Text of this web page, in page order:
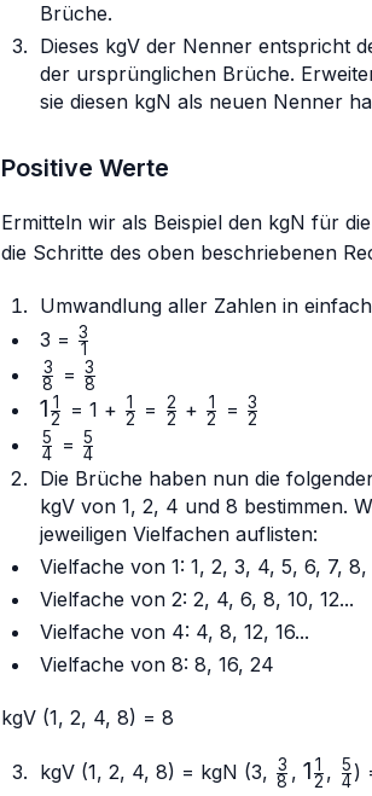
Brüche.
Dieses kgV der Nenner entspricht
der ursprünglichen Brüche.
sie diesen kgN als neuen Nenner
Positive Werte
Ermitteln wir als Beispiel den kgN für
die Schritte des oben beschriebenen
Umwandlung aller Zahlen in
3 = \frac{3}
{1}
1
3
\frac{3}
{8}
8
3 = \frac{3}
{8}
8
3
1
\frac{1}
{2}
1 2
1 = 1 + \frac{1}
2
1 = \frac{2}
2
2 + \frac{1}
2
1 = \frac{3}
2
3
\frac{5}
{4}
4
5 = \frac{5}
{4}
4
5
Die Brüche haben nun die
kgV von 1, 2, 4 und 8 bestimmen.
jeweiligen Vielfachen auflisten:
Vielfache von 1: 1, 2, 3, 4, 5, 6, 7, 8,
Vielfache von 2: 2, 4, 6, 8, 10, 12...
Vielfache von 4: 4, 8, 12, 16...
Vielfache von 8: 8, 16, 24
kgV (1, 2, 4, 8) = 8
kgV (1, 2, 4, 8) = kgN (3, \frac{3}
8
3 , 1
1 2
1 , 4
5 )